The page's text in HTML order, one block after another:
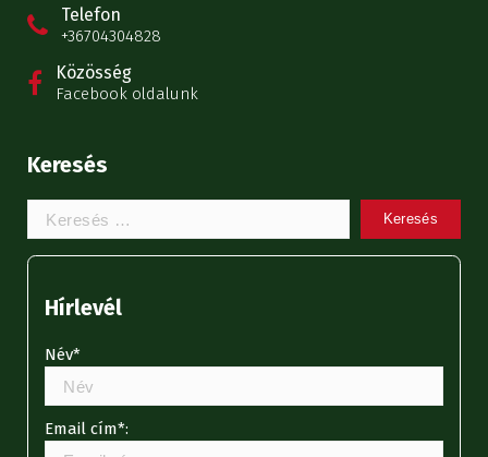
Telefon
+36704304828
Közösség
Facebook oldalunk
Keresés
Keresem:
Hírlevél
Név*
Email cím*: